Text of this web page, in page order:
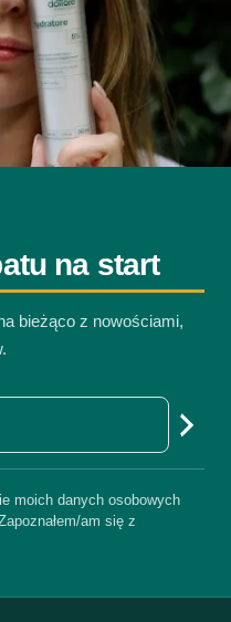
na start
bieżąco z nowościami,
moich danych osobowych
am się z